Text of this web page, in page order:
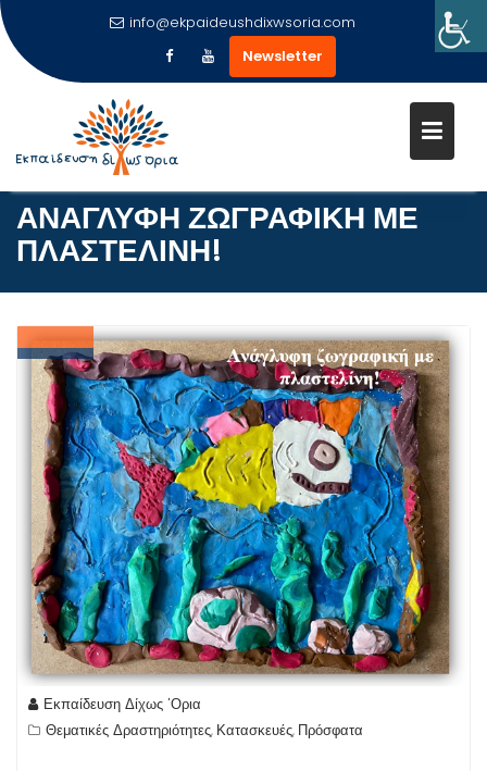
info@ekpaideushdixwsoria.com
Newsletter
ΑΝΑΓΛΥΦΗ ΖΩΓΡΑΦΙΚΗ ΜΕ
ΠΛΑΣΤΕΛΙΝΗ!
Εκπαίδευση Δίχως 'Ορια
Θεματικές Δραστηριότητες, Κατασκευές, Πρόσφατα